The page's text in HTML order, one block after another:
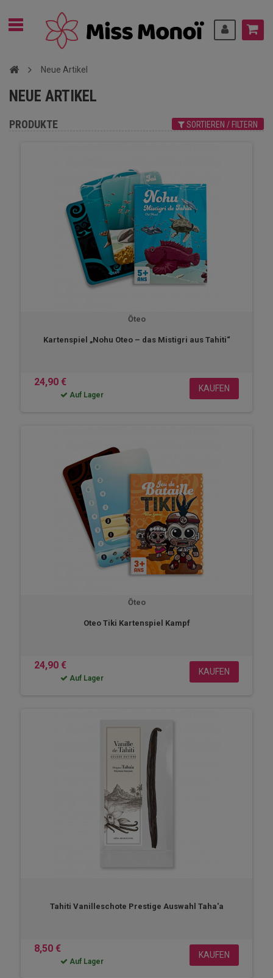
Neue Artikel
NEUE ARTIKEL
PRODUKTE SORTIEREN / FILTERN
Ōteo
Kartenspiel „Nohu Oteo – das Mistigri aus Tahiti“
24,90 €
Auf Lager
KAUFEN
Ōteo
Oteo Tiki Kartenspiel Kampf
24,90 €
Auf Lager
KAUFEN
Tahiti Vanilleschote Prestige Auswahl Taha'a
8,50 €
Auf Lager
KAUFEN